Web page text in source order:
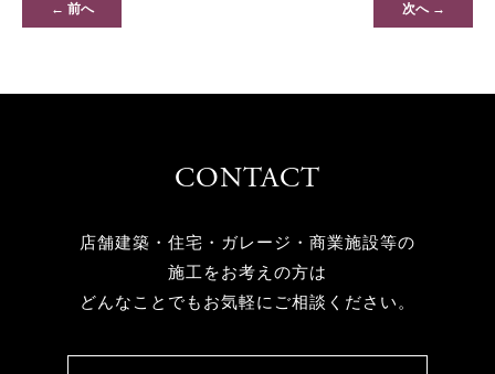
← 前へ 次へ →
CONTACT
店舗建築・住宅・ガレージ・商業施設等の
施工をお考えの方は
どんなことでもお気軽にご相談ください。